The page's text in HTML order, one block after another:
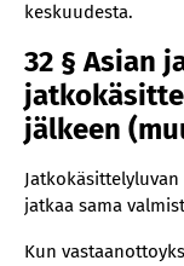
keskuudesta.
32 § Asian
jälkeen
jatkaa sama
Kun